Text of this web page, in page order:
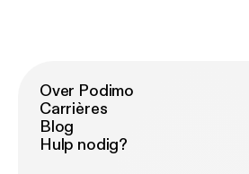
Over Podimo
Carrières
Blog
Hulp nodig?